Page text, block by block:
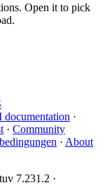
Open it to pick
documentation ·
· Community
· About
7.231.2 ·